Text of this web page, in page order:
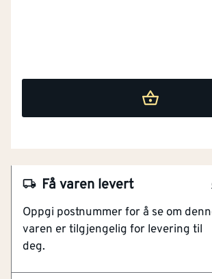
Få varen levert
Oppgi postnummer for å se om
varen er tilgjengelig for levering til
deg.